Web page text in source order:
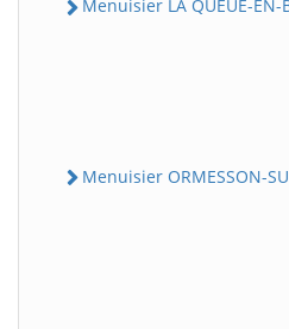
Menuisier LA QUEUE-EN-
Menuisier ORMESSON-